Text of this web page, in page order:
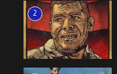
2